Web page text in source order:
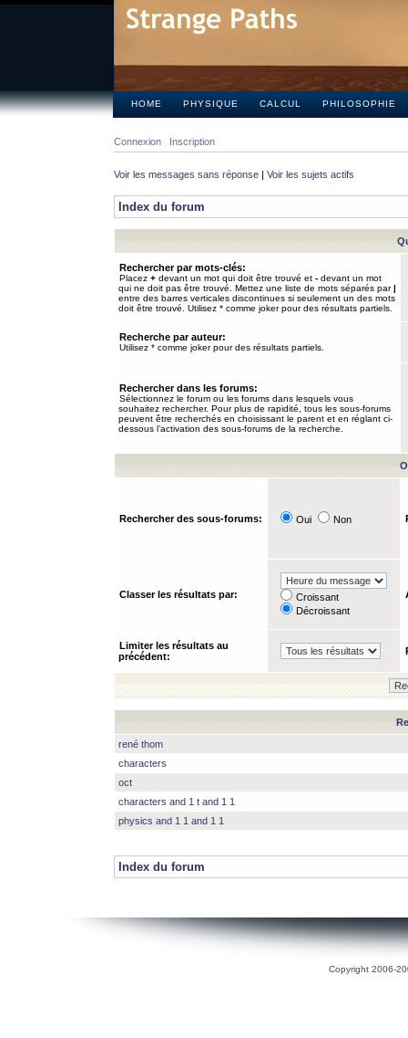
HOME PHYSIQUE CALCUL PHILOSOPHIE
Connexion Inscription
Voir les messages sans réponse | Voir les sujets actifs
Index du forum
Rechercher par mots-clés:
Placez + devant un mot qui doit être trouvé et - devant un mot
qui ne doit pas être trouvé. Mettez une liste de mots séparés par|
entre des barres verticales discontinues si seulement un des mots
doit être trouvé. Utilisez * comme joker pour des résultats partiels.
Recherche par auteur:
Utilisez * comme joker pour des résultats partiels.
Rechercher dans les forums:
Sélectionnez le forum ou les forums dans lesquels vous
souhaitez rechercher. Pour plus de rapidité, tous les sous-forums
peuvent être recherchés en choisissant le parent et en réglant ci-
dessous l’activation des sous-forums de la recherche.
Rechercher des sous-forums: Oui Non
Classer les résultats par:
Croissant
Décroissant
Limiter les résultats au
précédent:
rené thom
characters
oct
characters and 1 t and 1 1
physics and 1 1 and 1 1
Index du forum
Copyright 2006-